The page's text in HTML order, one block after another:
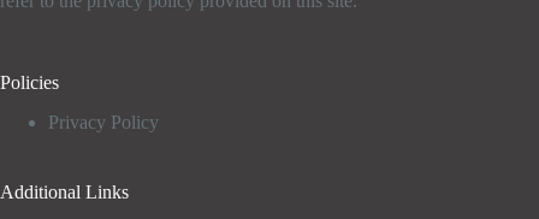
Policies
Privacy Policy
Additional Links